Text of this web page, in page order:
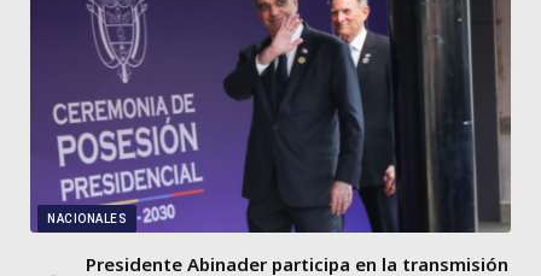
NACIONALES
Presidente Abinader participa en la transmisión